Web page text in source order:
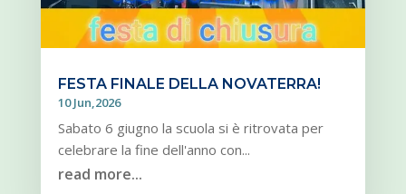
FESTA FINALE DELLA NOVATERRA!
10 Jun,2026
Sabato 6 giugno la scuola si è ritrovata per
celebrare la fine dell'anno con...
read more...